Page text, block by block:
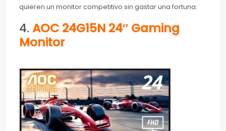
quieren un monitor competitivo sin gastar una fortuna.
4. AOC 24G15N 24″ Gaming
Monitor